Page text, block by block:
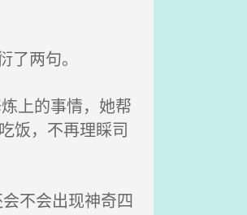
两句。
上的事情，她帮
饭，不再理睬司
不会出现神奇四